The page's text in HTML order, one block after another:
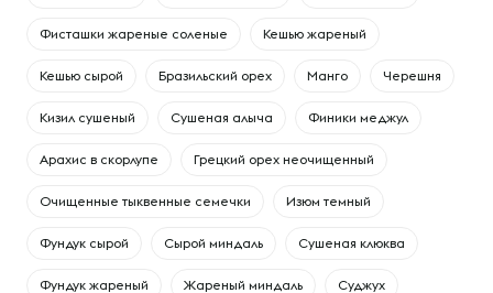
Фисташки жареные соленые Кешью жареный
Кешью сырой Бразильский орех Манго Черешня
Кизил сушеный Сушеная алыча Финики меджул
Арахис в скорлупе Грецкий орех неочищенный
Очищенные тыквенные семечки Изюм темный
Фундук сырой Сырой миндаль Сушеная клюква
Фундук жареный Жареный миндаль Суджух